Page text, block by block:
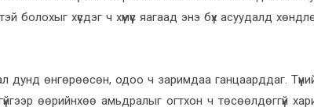
болохыг хүсдэг ч хүмүүс яагаад энэ бүх асуудалд
дунд өнгөрөөсөн, одоо ч заримдаа ганцаарддаг.
өөрийнхөө амьдралыг огтхон ч төсөөлдөггүй харин